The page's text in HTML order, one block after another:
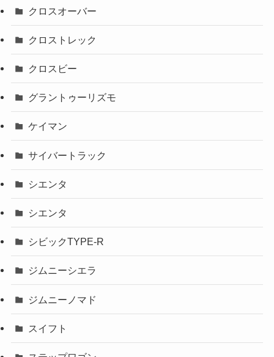
クロスオーバー
クロストレック
クロスビー
グラントゥーリズモ
ケイマン
サイバートラック
シエンタ
シエンタ
シビックTYPE-R
ジムニーシエラ
ジムニーノマド
スイフト